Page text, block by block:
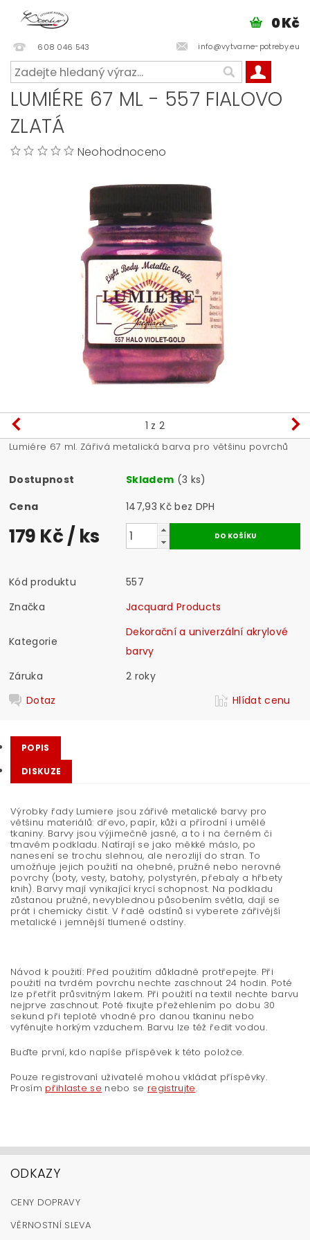
608 046 543 info@vytvarne-potreby.eu
0 Kč
LUMIÉRE 67 ML - 557 FIALOVO
ZLATÁ
Neohodnoceno
1 z 2
Lumiére 67 ml. Zářivá metalická barva pro většinu povrchů
Dostupnost Skladem (3 ks)
Cena
147,93 Kč bez DPH
179 Kč/ ks
Kód produktu
557
Značka
Jacquard Products
Kategorie
Dekorační a univerzální akrylové
barvy
Záruka
2 roky
Dotaz
Hlídat cenu
POPIS
DISKUZE
Výrobky řady Lumiere jsou zářivé metalické barvy pro
většinu materiálů: dřevo, papír, kůži a přírodní i umělé
tkaniny. Barvy jsou výjimečně jasné, a to i na černém či
tmavém podkladu. Natírají se jako měkké máslo, po
nanesení se trochu slehnou, ale nerozlijí do stran. To
umožňuje jejich použití na ohebné, pružné nebo nerovné
povrchy (boty, vesty, batohy, polystyrén, přebaly a hřbety
knih). Barvy mají vynikající krycí schopnost. Na podkladu
zůstanou pružné, nevyblednou působením světla, dají se
prát i chemicky čistit. V řadě odstínů si vyberete zářivější
metalické i jemnější tlumené odstíny.
Návod k použití: Před použitím důkladně protřepejte. Při
použití na tvrdém povrchu nechte zaschnout 24 hodin. Poté
lze přetřít průsvitným lakem. Při použití na textil nechte barvu
nejprve zaschnout. Poté fixujte přežehlením po dobu 30
sekund při teplotě vhodné pro danou tkaninu nebo
vyfénujte horkým vzduchem. Barvu lze též ředit vodou.
Buďte první, kdo napíše příspěvek k této položce.
Pouze registrovaní uživatelé mohou vkládat příspěvky.
Prosím přihlaste se nebo se registrujte.
ODKAZY
CENY DOPRAVY
VĚRNOSTNÍ SLEVA